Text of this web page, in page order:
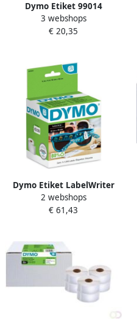
Dymo Etiket 99014
labelwriter 54x101mm
adreslabel badge 220stuks
3 webshops
€ 20,35
Dymo Etiket LabelWriter
prijslabel 10x19mm 1 rol Ã¡
1500 etiketten wit
2 webshops
€ 61,43